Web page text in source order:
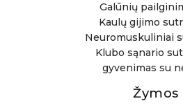
Galūnių
Kaulų gijimo
Neuromuskuliniai
Klubo sąnario
gyvenimas su
Žymos